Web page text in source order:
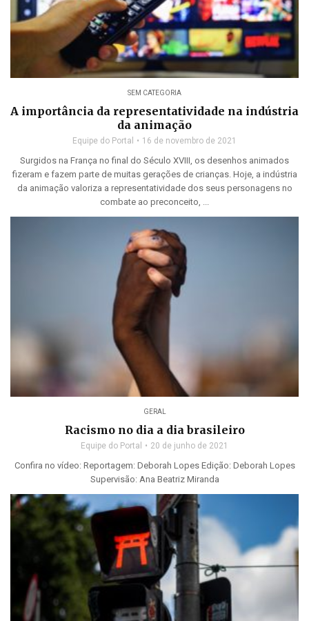
SEM CATEGORIA
A importância da representatividade na indústria
da animação
Equipe do Portal 16 de novembro de 2021
Surgidos na França no final do Século XVIII, os desenhos animados
fizeram e fazem parte de muitas gerações de crianças. Hoje, a indústria
da animação valoriza a representatividade dos seus personagens no
combate ao preconceito, ...
GERAL
Racismo no dia a dia brasileiro
Equipe do Portal 20 de junho de 2021
Confira no vídeo: Reportagem: Deborah Lopes Edição: Deborah Lopes
Supervisão: Ana Beatriz Miranda